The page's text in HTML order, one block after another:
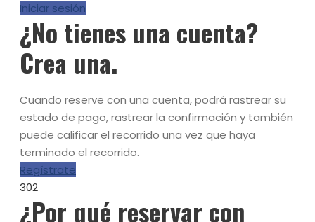
Iniciar sesión
¿No tienes una cuenta?
Crea una.
Cuando reserve con una cuenta, podrá rastrear su
estado de pago, rastrear la confirmación y también
puede calificar el recorrido una vez que haya
terminado el recorrido.
Regístrate
302
¿Por qué reservar con